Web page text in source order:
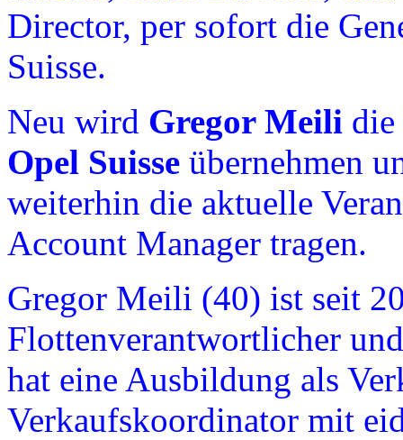
Director, per sofort die
Suisse.
Neu wird Gregor Meili
Opel Suisse übernehmen
weiterhin die aktuelle
Account Manager tragen.
Gregor Meili (40) ist seit
Flottenverantwortlicher
hat eine Ausbildung als
Verkaufskoordinator mit